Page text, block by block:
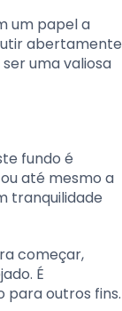
um papel a
abertamente
uma valiosa
fundo é
até mesmo a
tranquilidade
começar,
É
para outros fins.